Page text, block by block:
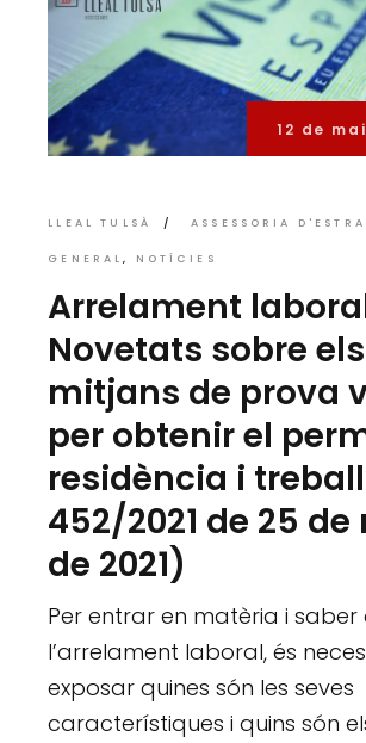
12 de
LLEAL TULSÀ ASSESSORIA
GENERAL NOTÍCIES
Arrelament
Novetats sobre els
mitjans de prova
per obtenir el
residència i treball
452/2021 de 25
de 2021)
Per entrar en matèria i saber
l’arrelament laboral, és
exposar quines són les seves
característiques i quins són